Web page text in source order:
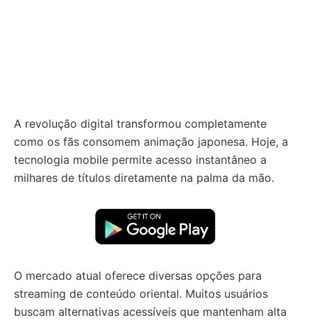
A revolução digital transformou completamente
como os fãs consomem animação japonesa. Hoje, a
tecnologia mobile permite acesso instantâneo a
milhares de títulos diretamente na palma da mão.
O mercado atual oferece diversas opções para
streaming de conteúdo oriental. Muitos usuários
buscam alternativas acessíveis que mantenham alta